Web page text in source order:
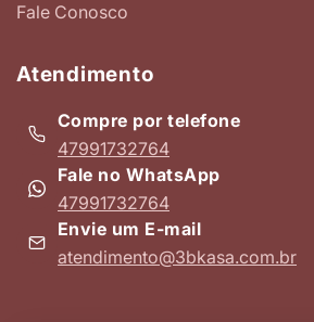
Fale Conosco
Atendimento
Compre por telefone
47991732764
Fale no WhatsApp
47991732764
Envie um E-mail
atendimento@3bkasa.com.br